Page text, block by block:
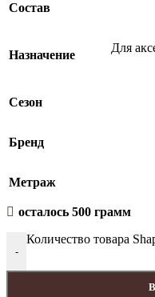
Состав
Назначение
Для
Сезон
Бренд
Метраж
осталось 500 грамм
-
Количество товара